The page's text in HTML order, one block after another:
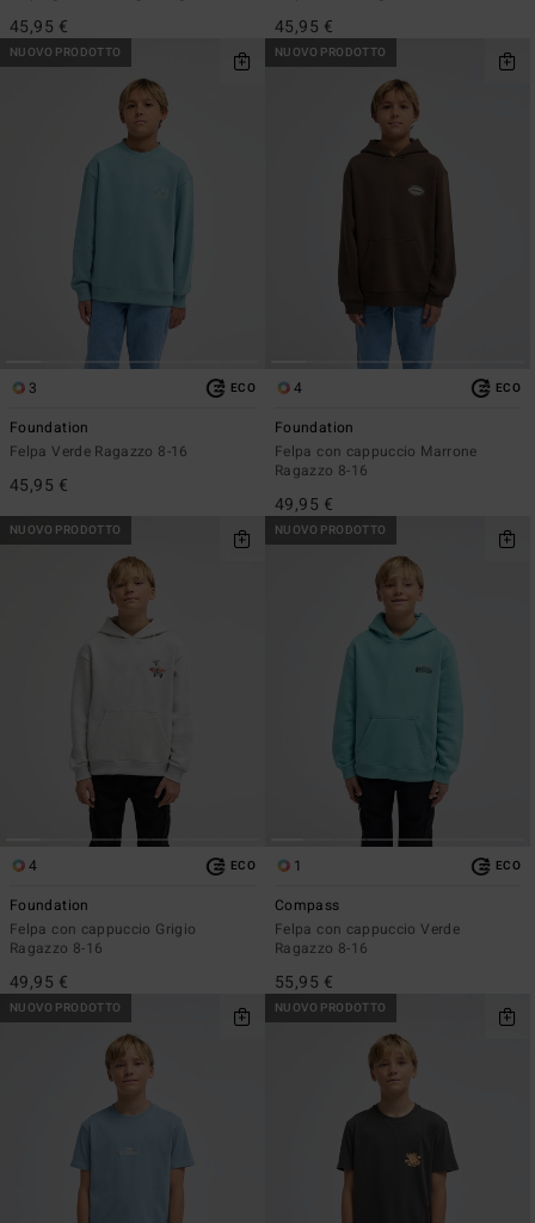
45,95 € 45,95 €
NUOVO PRODOTTO
3 ECO
Foundation
Felpa Verde Ragazzo 8-16
45,95 €
NUOVO PRODOTTO
4 ECO
Foundation
Felpa con cappuccio Marrone
Ragazzo 8-16
49,95 €
NUOVO PRODOTTO
4 ECO
Foundation
Felpa con cappuccio Grigio
Ragazzo 8-16
49,95 €
NUOVO PRODOTTO
1 ECO
Compass
Felpa con cappuccio Verde
Ragazzo 8-16
55,95 €
NUOVO PRODOTTO NUOVO PRODOTTO